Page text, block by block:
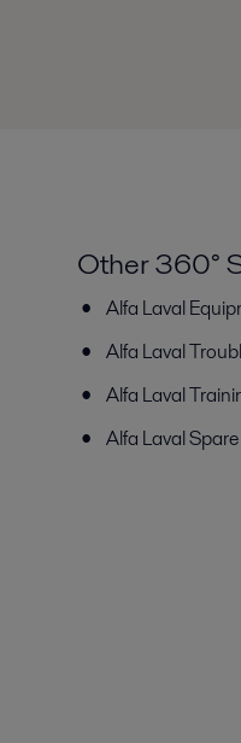
Other 360°
Alfa Laval
Alfa Laval
Alfa Laval
Alfa Laval